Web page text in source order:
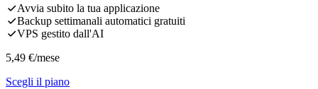
Avvia subito la tua applicazione
Backup settimanali automatici gratuiti
VPS gestito dall'AI
5,49 €/mese
Scegli il piano